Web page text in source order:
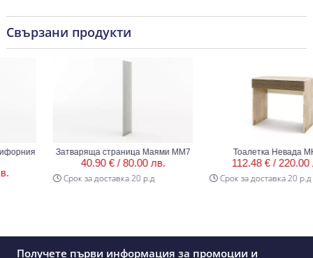
Свързани продукти
Затваряща страница Маями ММ7
40.90 € /80.00 лв.
Срок за доставка 20 р.д
Тоалетка Невада МН11
112.48 € /220.00 лв.
Срок за доставка 20 р.д
Получете първи информация за промоции и